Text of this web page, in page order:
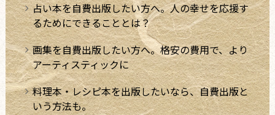
占い本を自費出版したい方へ。人の幸せを応援す
るためにできることとは？
画集を自費出版したい方へ。格安の費用で、より
アーティスティックに
料理本・レシピ本を出版したいなら、自費出版と
いう方法も。